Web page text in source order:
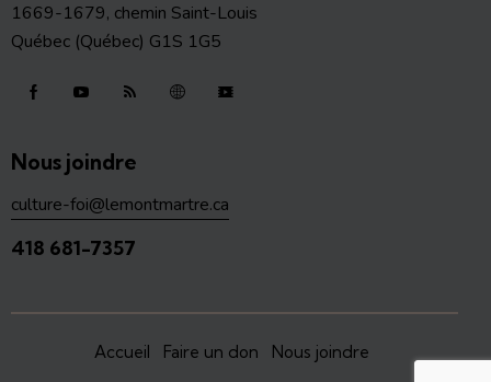
1669-1679, chemin Saint-Louis
Québec (Québec) G1S 1G5
Nous joindre
culture-foi@lemontmartre.ca
418 681-7357
Accueil Faire un don Nous joindre